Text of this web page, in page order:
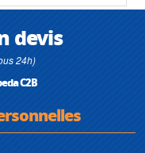
devis
24h)
C2B